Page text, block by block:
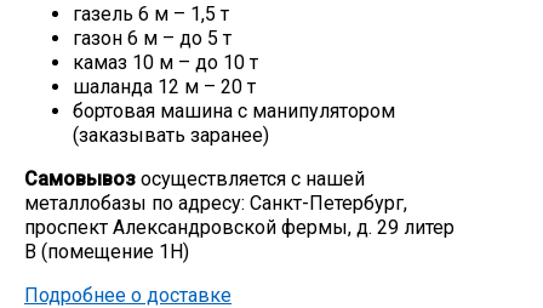
газель 6 м – 1,5 т
газон 6 м – до 5 т
камаз 10 м – до 10 т
шаланда 12 м – 20 т
бортовая машина с манипулятором
(заказывать заранее)
Самовывоз осуществляется с нашей
металлобазы по адресу: Санкт-Петербург,
проспект Александровской фермы, д. 29 литер
В (помещение 1Н)
Подробнее о доставке